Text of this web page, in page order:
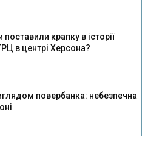
поставили крапку в історії
в центрі Херсона?
повербанка: небезпечна